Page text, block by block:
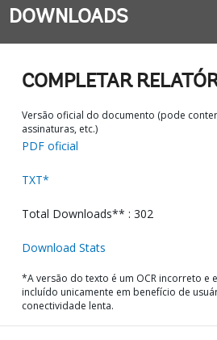
DOWNLOADS
COMPLETAR
Versão oficial do documento (pode conter
assinaturas, etc.)
PDF oficial
TXT*
Total Downloads** : 302
Download Stats
*A versão do texto é um OCR incorreto e
incluído unicamente em benefício de
conectividade lenta.